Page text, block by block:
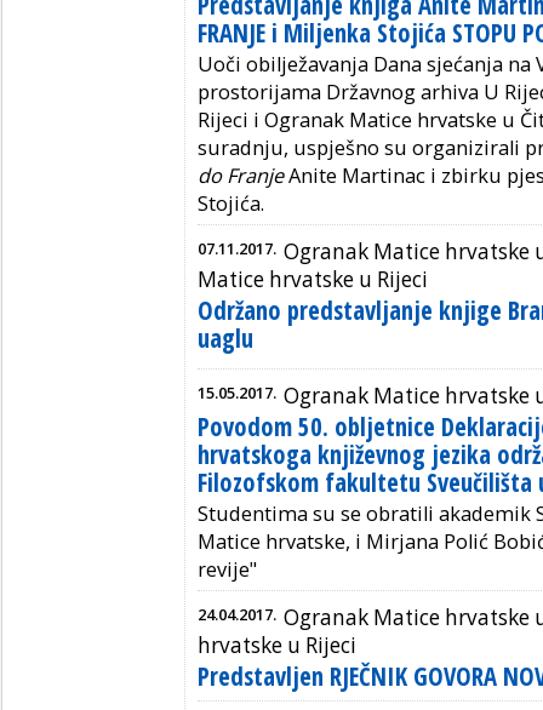
FRANJE i Miljenka Stojića STOPU
Uoči obilježavanja Dana sjećanja na
prostorijama Državnog arhiva U
Rijeci i Ogranak Matice hrvatske u
suradnju, uspješno su organizirali
do FranjeAnite Martinac i zbirku
Stojića.
07.11.2017. Ogranak Matice hrvatske
Matice hrvatske u Rijeci
Održano predstavljanje knjige
uaglu
15.05.2017. Ogranak Matice hrvatske
Povodom 50. obljetnice
hrvatskoga književnog jezika
Filozofskom fakultetu Sveučilišta
Studentima su se obratili akademik
Matice hrvatske, i Mirjana Polić
revije"
24.04.2017. Ogranak Matice hrvatske
hrvatske u Rijeci
Predstavljen RJEČNIK GOVORA